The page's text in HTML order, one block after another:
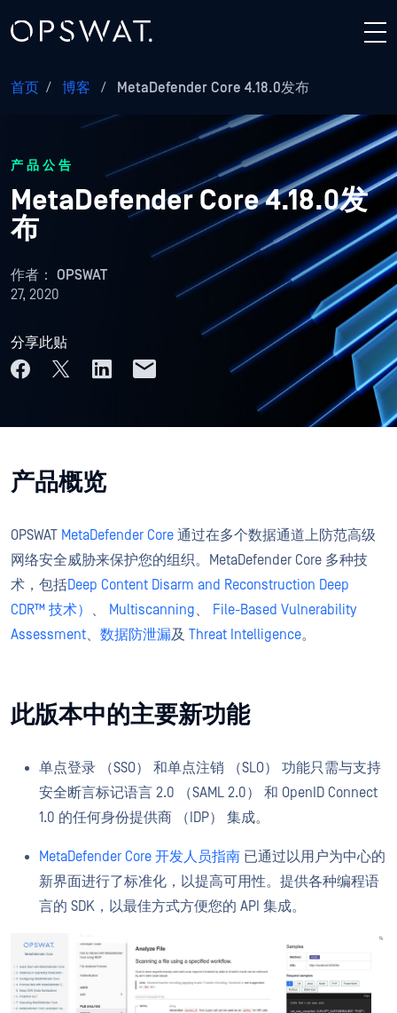
首页 / 博客 / MetaDefender Core 4.18.0发布
产品公告
MetaDefender Core 4.18.0发
布
作者： OPSWAT
27, 2020
分享此贴
产品概览
OPSWAT MetaDefender Core 通过在多个数据通道上防范高级
网络安全威胁来保护您的组织。MetaDefender Core 多种技
术，包括Deep Content Disarm and Reconstruction Deep
CDR™ 技术）
、 Multiscanning、
File-Based Vulnerability
Assessment、 数据防泄漏及 Threat Intelligence。
此版本中的主要新功能
单点登录 （SSO） 和单点注销 （SLO） 功能只需与支持
安全断言标记语言 2.0 （SAML 2.0） 和 OpenID Connect
1.0 的任何身份提供商 （IDP） 集成。
MetaDefender Core 开发人员指南 已通过以用户为中心的
新界面进行了标准化，以提高可用性。提供各种编程语
言的 SDK，以最佳方式方便您的 API 集成。